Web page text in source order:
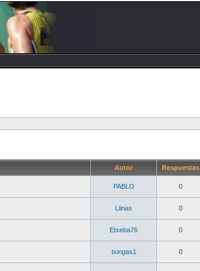
Autor Respuestas
PABLO 0
Llinas 0
Etxeba76 0
txingas1 0